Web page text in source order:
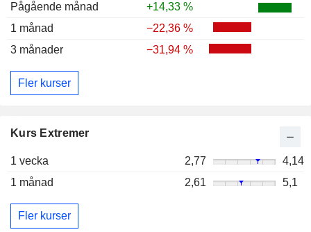
Pågående månad
+14,33 %
1 månad
−22,36 %
3 månader
−31,94 %
Fler kurser
Kurs Extremer
1 vecka 2,77
4,14
1 månad
2,61 5,1
Fler kurser